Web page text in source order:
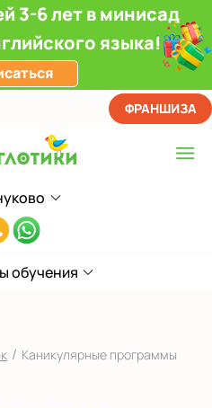
3-6 лет в минисад
языка!
центр
Лихоборы
ФРАНШИЗА
обучения
/ Каникулярные программы